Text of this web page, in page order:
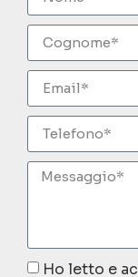
Ho letto e